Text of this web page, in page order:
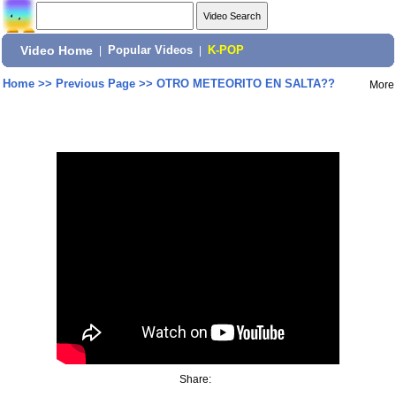
Video Home Popular Videos K-POP
Home>> Previous Page>> OTRO METEORITO EN SALTA?? More
Share: